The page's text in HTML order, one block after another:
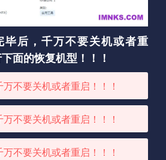
毕后，千万不要关机或者重
面的恢复机型！！！
不要关机或者重启！！！
不要关机或者重启！！！
不要关机或者重启！！！